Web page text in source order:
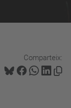
Comparteix: